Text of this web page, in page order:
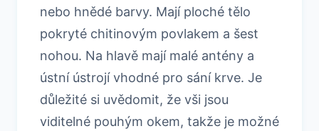
nebo hnědé barvy. Mají ploché tělo
pokryté chitinovým povlakem a šest
nohou. Na hlavě mají malé antény a
ústní ústrojí vhodné pro sání krve. Je
důležité si uvědomit, že vši jsou
viditelné pouhým okem, takže je možné